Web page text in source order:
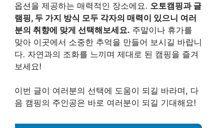
옵션을 제공하는 매력적인 장소에요. 오토캠핑과 글
램핑, 두 가지 방식 모두 각자의 매력이 있으니 여러
분의 취향에 맞게 선택해보세요. 주말이나 휴가를
맞아 이곳에서 소중한 추억을 만들어 보시길 바랍니
다. 자연과의 조화를 느끼며 제대로 된 캠핑을 즐겨
보세요!
이번 글이 여러분의 선택에 도움이 되길 바라며, 다
음 캠핑의 주인공은 바로 여러분이 되길 기대해요!